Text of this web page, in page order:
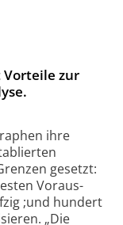
zur
ihre
gesetzt:
Voraus­
;und hundert
„Die